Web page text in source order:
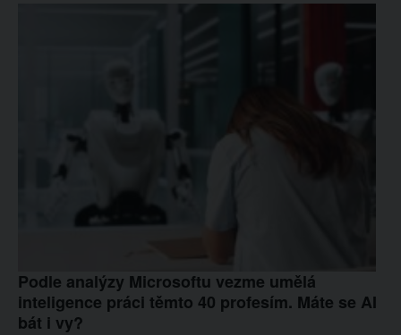
Podle analýzy Microsoftu vezme umělá
inteligence práci těmto 40 profesím. Máte se AI
bát i vy?